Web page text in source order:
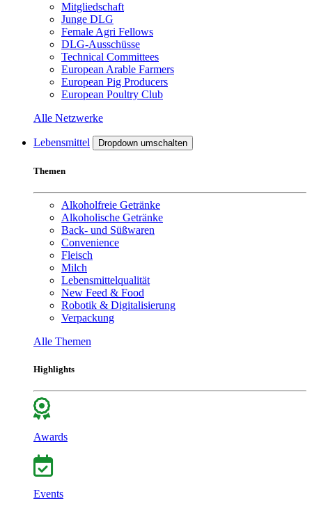
Mitgliedschaft
Junge DLG
Female Agri Fellows
DLG-Ausschüsse
Technical Committees
European Arable Farmers
European Pig Producers
European Poultry Club
Alle Netzwerke
Lebensmittel Dropdown umschalten
Themen
Alkoholfreie Getränke
Alkoholische Getränke
Back- und Süßwaren
Convenience
Fleisch
Milch
Lebensmittelqualität
New Feed & Food
Robotik & Digitalisierung
Verpackung
Alle Themen
Highlights
Awards
Events